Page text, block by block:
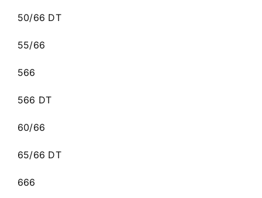
50/66 DT
55/66
566
566 DT
60/66
65/66 DT
666